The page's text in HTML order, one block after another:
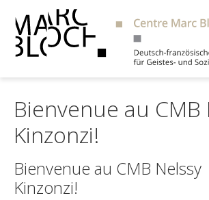
Bienvenue au CMB
Kinzonzi!
Bienvenue au CMB Nelssy
Kinzonzi!